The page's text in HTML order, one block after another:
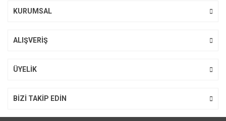
KURUMSAL
ALIŞVERİŞ
ÜYELİK
BİZİ TAKİP EDİN